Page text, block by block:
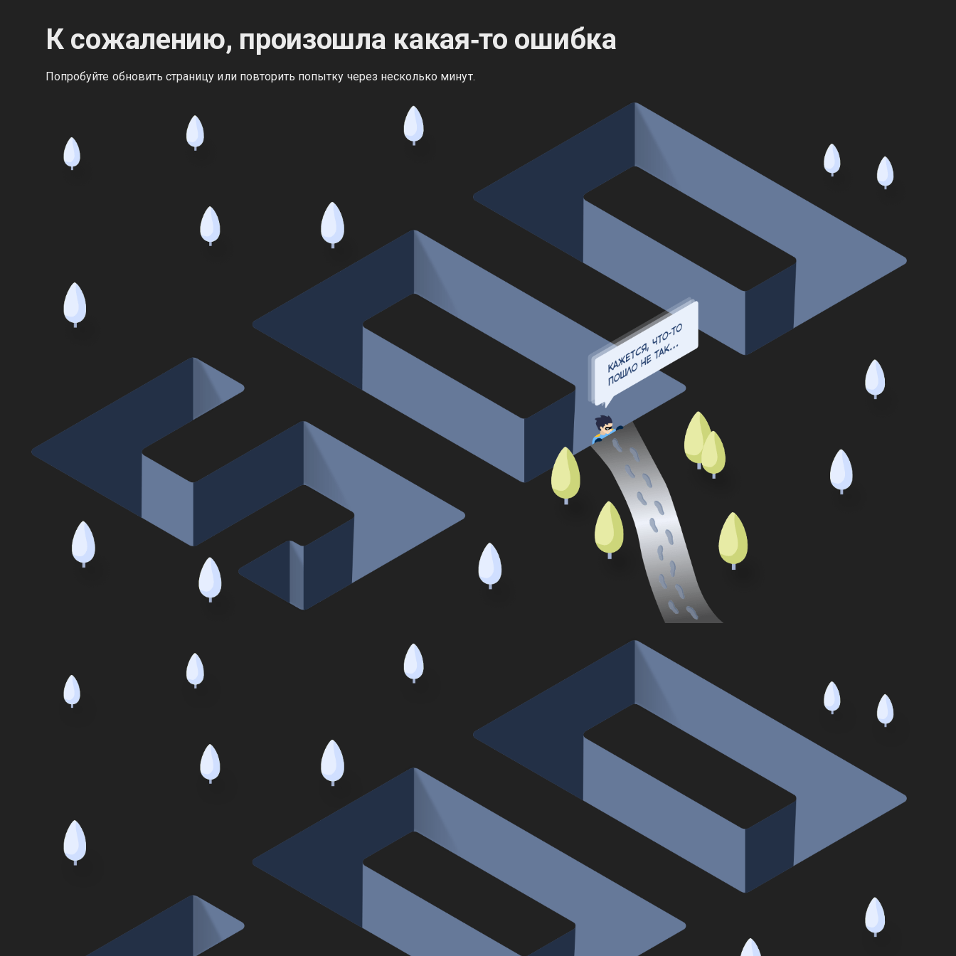
К сожалению, произошла какая‑то ошибка
Попробуйте обновить страницу или повторить попытку через несколько минут.